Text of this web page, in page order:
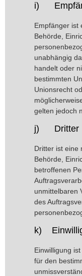
i)
Empfänger ist
Behörde,
unabhängig
handelt oder
bestimmten
Unionsrecht
gelten jedoch
j) Dritter
Dritter ist eine
Behörde,
betroffenen
unmittelbaren
des
k)
Einwilligung
für den